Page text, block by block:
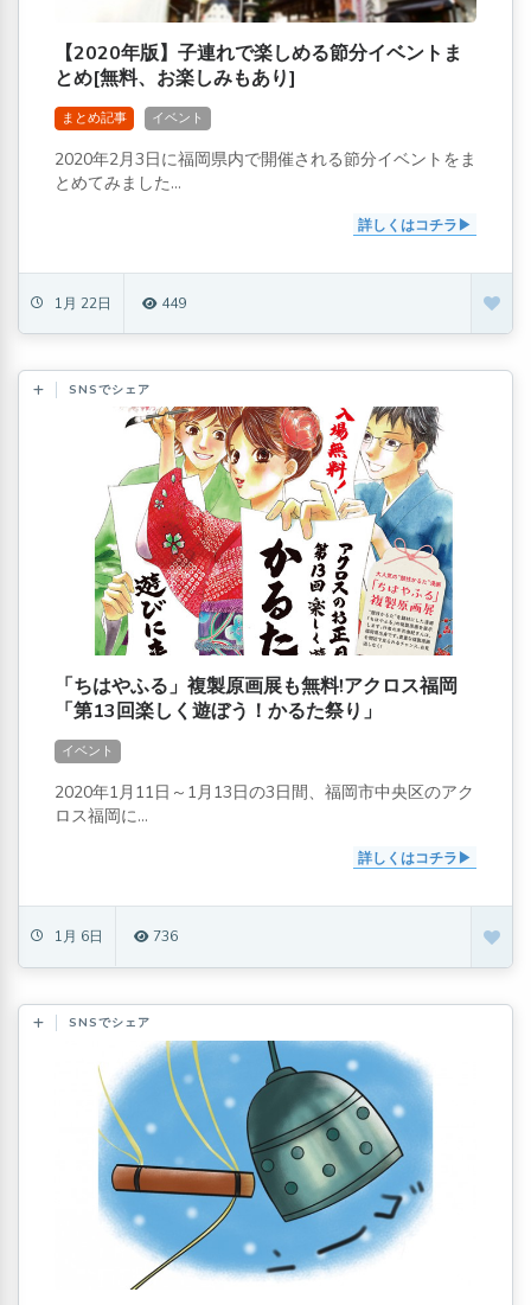
【2020年版】子連れで楽しめる節分イベントま
とめ[無料、お楽しみもあり]
まとめ記事 イベント
2020年2月3日に福岡県内で開催される節分イベントをま
とめてみました...
詳しくはコチラ
1月 22日 449
SNSでシェア
「ちはやふる」複製原画展も無料!アクロス福岡
「第13回楽しく遊ぼう！かるた祭り」
イベント
2020年1月11日～1月13日の3日間、福岡市中央区のアク
ロス福岡に...
詳しくはコチラ
1月 6日 736
SNSでシェア